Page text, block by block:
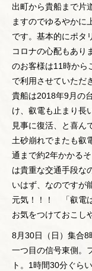
出町から貴船まで片
ますのでゆるやかに
です。基本的にポタ
コロナの心配もあり
のお客様は11時から
で利用させていただ
貴船は2018年9月の
け、叡電も止まり長
見事に復活、と喜ん
土砂崩れでまたも叡
通まで約2年かかる
は貴重な交通手段な
いはず、なのですが
元気！！！ 「叡電
お気をつけておこし
8月30日（日）集合8
一つ目の信号東側。
ト。1時間30分ぐら